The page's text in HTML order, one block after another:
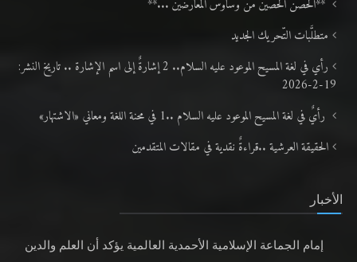
**الحصن الحصين من وساوس المعارضين ...**
متطلَّبات التّحريك الجديد
رأي في لغة المسيح الموعود عليه السلام.. 2 إشارةٌ إلى اسم الإشارة .. تاريخ النشر:
19-2-2026
رأيٌ في لغة المسيح الموعود عليه السلام ..1 في محنة اللغة ومعاني «الاشتهار»
الحقيقة العرشية ..قراءةٌ نقدية في مقالات المتقدمين
الأخبار
إمام الجماعة الإسلامية الأحمدية العالمية يؤكد أن العلم والدين